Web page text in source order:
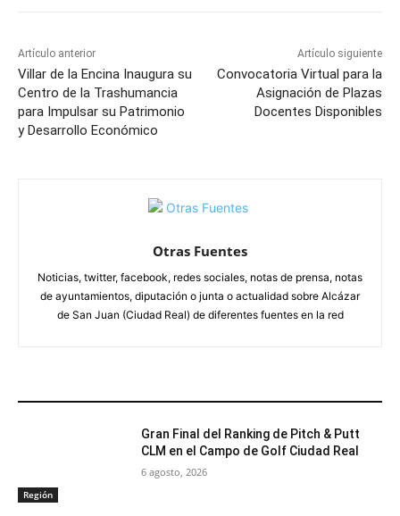
Artículo anterior
Villar de la Encina Inaugura su
Centro de la Trashumancia
para Impulsar su Patrimonio
y Desarrollo Económico
Artículo siguiente
Convocatoria Virtual para la
Asignación de Plazas
Docentes Disponibles
Otras Fuentes
Noticias, twitter, facebook, redes sociales, notas de prensa, notas
de ayuntamientos, diputación o junta o actualidad sobre Alcázar
de San Juan (Ciudad Real) de diferentes fuentes en la red
Región
Gran Final del Ranking de Pitch & Putt
CLM en el Campo de Golf Ciudad Real
6 agosto, 2026